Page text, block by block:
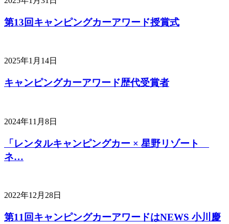
第13回キャンピングカーアワード授賞式
2025年1月14日
キャンピングカーアワード歴代受賞者
2024年11月8日
「レンタルキャンピングカー × 星野リゾート
ネ…
2022年12月28日
第11回キャンピングカーアワードはNEWS 小川慶